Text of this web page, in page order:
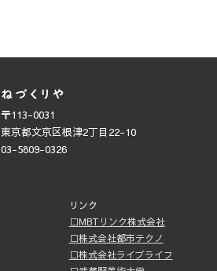
〒113-0031
東京都文京区根津2丁目22-10
03-5809-0326
リンク
□MBTリンク株式会社
□株式会社都市テクノ
□株式会社ライブライフ